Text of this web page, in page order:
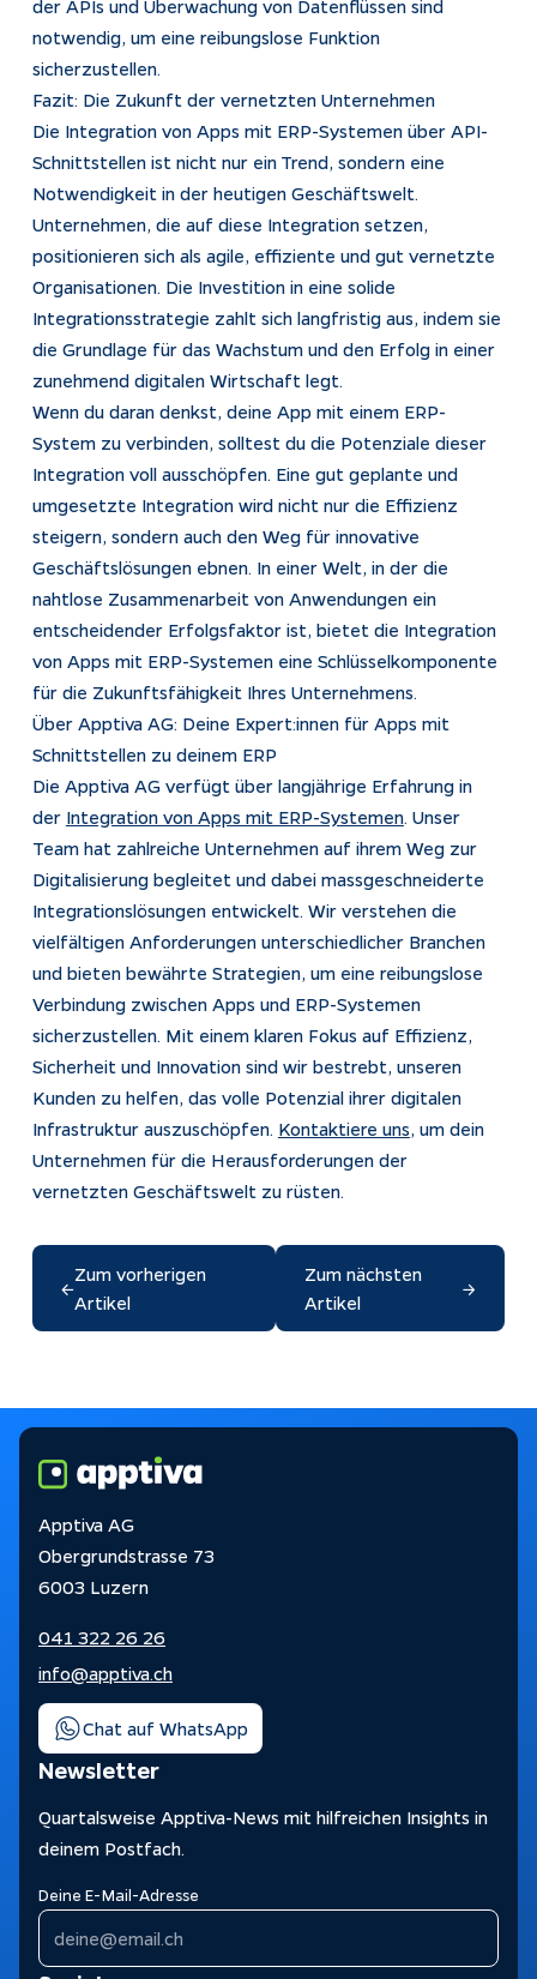
der APIs und Überwachung von Datenflüssen sind
notwendig, um eine reibungslose Funktion
sicherzustellen.
Fazit: Die Zukunft der vernetzten Unternehmen
Die Integration von Apps mit ERP-Systemen über API-
Schnittstellen ist nicht nur ein Trend, sondern eine
Notwendigkeit in der heutigen Geschäftswelt.
Unternehmen, die auf diese Integration setzen,
positionieren sich als agile, effiziente und gut vernetzte
Organisationen. Die Investition in eine solide
Integrationsstrategie zahlt sich langfristig aus, indem sie
die Grundlage für das Wachstum und den Erfolg in einer
zunehmend digitalen Wirtschaft legt.
Wenn du daran denkst, deine App mit einem ERP-
System zu verbinden, solltest du die Potenziale dieser
Integration voll ausschöpfen. Eine gut geplante und
umgesetzte Integration wird nicht nur die Effizienz
steigern, sondern auch den Weg für innovative
Geschäftslösungen ebnen. In einer Welt, in der die
nahtlose Zusammenarbeit von Anwendungen ein
entscheidender Erfolgsfaktor ist, bietet die Integration
von Apps mit ERP-Systemen eine Schlüsselkomponente
für die Zukunftsfähigkeit Ihres Unternehmens.
Über Apptiva AG: Deine Expert:innen für Apps mit
Schnittstellen zu deinem ERP
Die Apptiva AG verfügt über langjährige Erfahrung in
der Integration von Apps mit ERP-Systemen. Unser
Team hat zahlreiche Unternehmen auf ihrem Weg zur
Digitalisierung begleitet und dabei massgeschneiderte
Integrationslösungen entwickelt. Wir verstehen die
vielfältigen Anforderungen unterschiedlicher Branchen
und bieten bewährte Strategien, um eine reibungslose
Verbindung zwischen Apps und ERP-Systemen
sicherzustellen. Mit einem klaren Fokus auf Effizienz,
Sicherheit und Innovation sind wir bestrebt, unseren
Kunden zu helfen, das volle Potenzial ihrer digitalen
Infrastruktur auszuschöpfen. Kontaktiere uns, um dein
Unternehmen für die Herausforderungen der
vernetzten Geschäftswelt zu rüsten.
←
Zum vorherigen
Artikel
Zum nächsten
Artikel
→
Apptiva AG
Obergrundstrasse 73
6003 Luzern
041 322 26 26
info@apptiva.ch
Chat auf WhatsApp
Newsletter
Quartalsweise Apptiva-News mit hilfreichen Insights in
deinem Postfach.
Deine E-Mail-Adresse